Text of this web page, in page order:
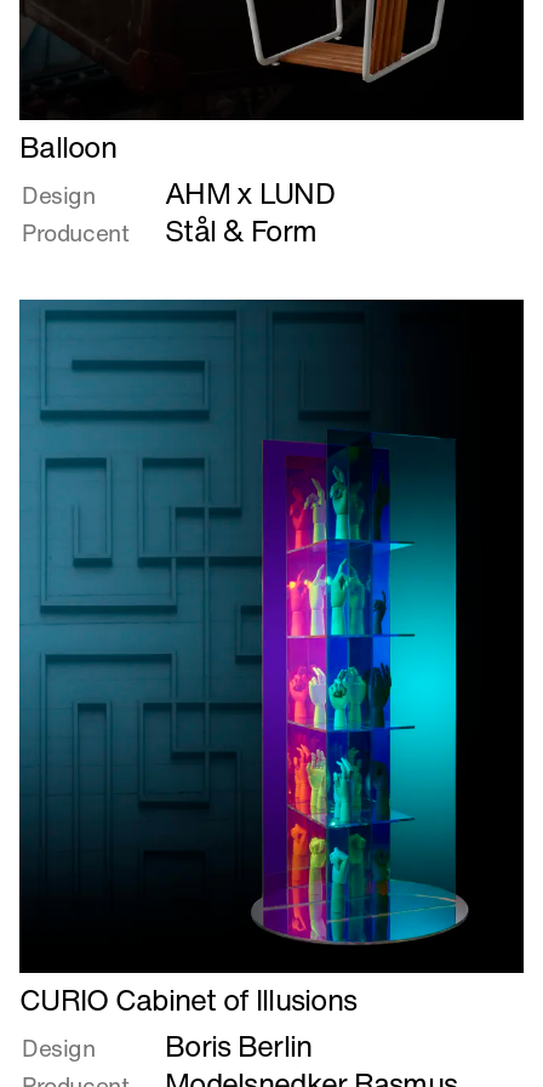
Læs
mere
om
Balloon
Balloon
Design AHM x LUND
Producent Stål & Form
Læs
mere
om
CURIO
CURIO Cabinet of Illusions
Design Boris Berlin